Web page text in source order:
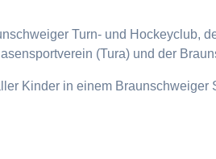
Turn- und Hockeyclub,
(Tura) und der
Kinder in einem Braunschweiger